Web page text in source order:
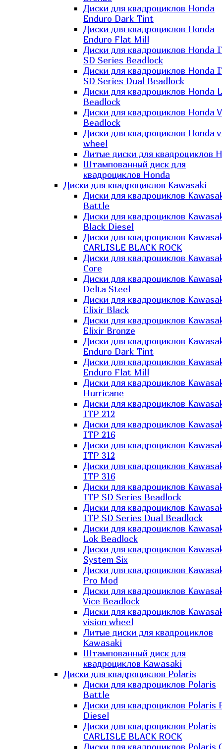
Диски для квадроциклов Honda
Enduro Dark Tint
Диски для квадроциклов Honda
Enduro Flat Mill
Диски для квадроциклов Honda
SD Series Beadlock
Диски для квадроциклов Honda
SD Series Dual Beadlock
Диски для квадроциклов Honda
Beadlock
Диски для квадроциклов Honda
Beadlock
Диски для квадроциклов Honda
wheel
Литые диски для квадроциклов
Штампованный диск для
квадроциклов Honda
Диски для квадроциклов Kawasaki
Диски для квадроциклов
Battle
Диски для квадроциклов
Black Diesel
Диски для квадроциклов
CARLISLE BLACK ROCK
Диски для квадроциклов
Core
Диски для квадроциклов
Delta Steel
Диски для квадроциклов
Elixir Black
Диски для квадроциклов
Elixir Bronze
Диски для квадроциклов
Enduro Dark Tint
Диски для квадроциклов
Enduro Flat Mill
Диски для квадроциклов
Hurricane
Диски для квадроциклов
ITP 212
Диски для квадроциклов
ITP 216
Диски для квадроциклов
ITP 312
Диски для квадроциклов
ITP 316
Диски для квадроциклов
ITP SD Series Beadlock
Диски для квадроциклов
ITP SD Series Dual Beadlock
Диски для квадроциклов
Lok Beadlock
Диски для квадроциклов
System Six
Диски для квадроциклов
Pro Mod
Диски для квадроциклов
Vice Beadlock
Диски для квадроциклов
vision wheel
Литые диски для квадроциклов
Kawasaki​
Штампованный диск для
квадроциклов Kawasaki​
Диски для квадроциклов Polaris
Диски для квадроциклов Polaris
Battle
Диски для квадроциклов Polaris
Diesel
Диски для квадроциклов Polaris
CARLISLE BLACK ROCK
Диски для квадроциклов Polaris